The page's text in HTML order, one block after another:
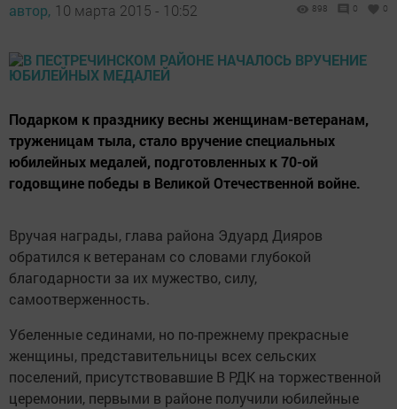
автор, 10 марта 2015 - 10:52 898 0 0
Подарком к празднику весны женщинам-ветеранам,
труженицам тыла, стало вручение специальных
юбилейных медалей, подготовленных к 70-ой
годовщине победы в Великой Отечественной войне.
Вручая награды, глава района Эдуард Дияров
обратился к ветеранам со словами глубокой
благодарности за их мужество, силу,
самоотверженность.
Убеленные сединами, но по-прежнему прекрасные
женщины, представительницы всех сельских
поселений, присутствовавшие В РДК на торжественной
церемонии, первыми в районе получили юбилейные